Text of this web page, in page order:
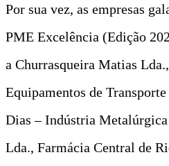
Por sua vez, as empresas
PME Excelência (Edição
a Churrasqueira Matias
Equipamentos de
Dias – Indústria
Lda., Farmácia Central de